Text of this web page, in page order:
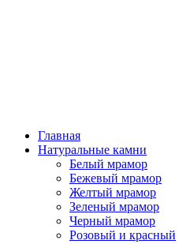
Главная
Натуральные камни
Белый мрамор
Бежевый мрамор
Желтый мрамор
Зеленый мрамор
Черный мрамор
Розовый и красный